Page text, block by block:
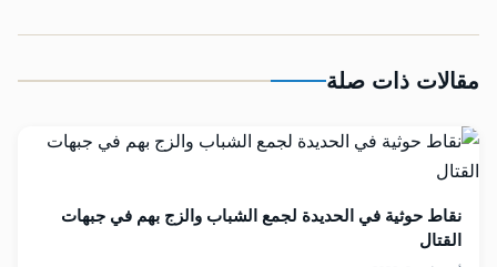
مقالات ذات صلة
نقاط حوثية في الحديدة لجمع الشباب والزج بهم في جبهات
القتال